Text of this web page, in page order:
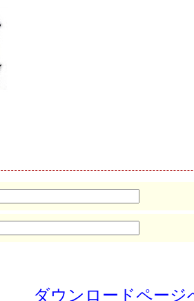
ダウンロードページ